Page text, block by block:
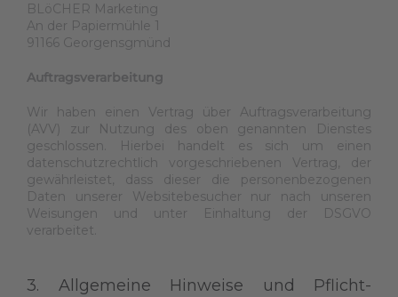
BLöCHER Marketing
An der Papiermühle 1
91166 Georgensgmünd
Auftragsverarbeitung
Wir haben einen Vertrag über Auftragsverarbeitung
(AVV) zur Nutzung des oben genannten Dienstes
geschlossen. Hierbei handelt es sich um einen
datenschutzrechtlich vorgeschriebenen Vertrag, der
gewährleistet, dass dieser die personenbezogenen
Daten unserer Websitebesucher nur nach unseren
Weisungen und unter Einhaltung der DSGVO
verarbeitet.
3. Allgemeine Hinweise und Pflicht­